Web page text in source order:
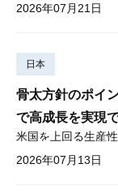
2026年07月21日
日本
骨太方針のポイ
で高成長を実現
2026年07月13日